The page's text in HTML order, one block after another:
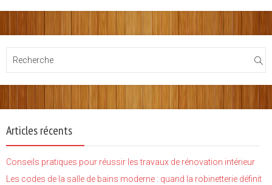
Articles récents
Conseils pratiques pour réussir les travaux de rénovation intérieur
Les codes de la salle de bains moderne : quand la robinetterie définit